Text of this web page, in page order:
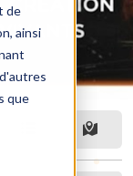
de
ainsi
que